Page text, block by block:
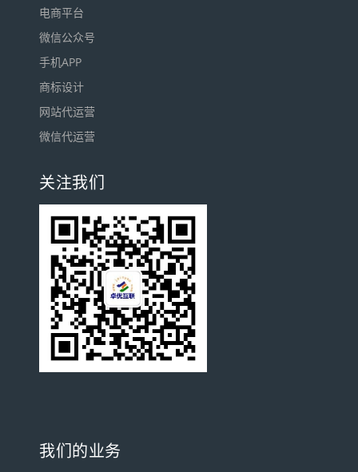
电商平台
微信公众号
手机APP
商标设计
网站代运营
微信代运营
关注我们
我们的业务